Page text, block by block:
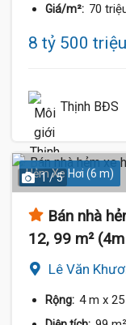
Giá/m²: 70
8 tỷ 500 triệu
Thịnh BĐS
Hẻm Xe Hơi (6 m)
1 / 5
Bán nhà
12, 99 m²
Lê Văn
Rộng: 4 m x